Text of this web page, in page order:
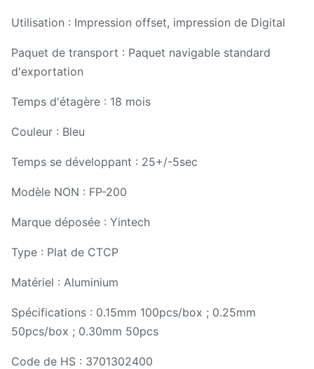
Utilisation : Impression offset, impression de Digital
Paquet de transport : Paquet navigable standard
d'exportation
Temps d'étagère : 18 mois
Couleur : Bleu
Temps se développant : 25+/-5sec
Modèle NON : FP-200
Marque déposée : Yintech
Type : Plat de CTCP
Matériel : Aluminium
Spécifications : 0.15mm 100pcs/box ; 0.25mm
50pcs/box ; 0.30mm 50pcs
Code de HS : 3701302400